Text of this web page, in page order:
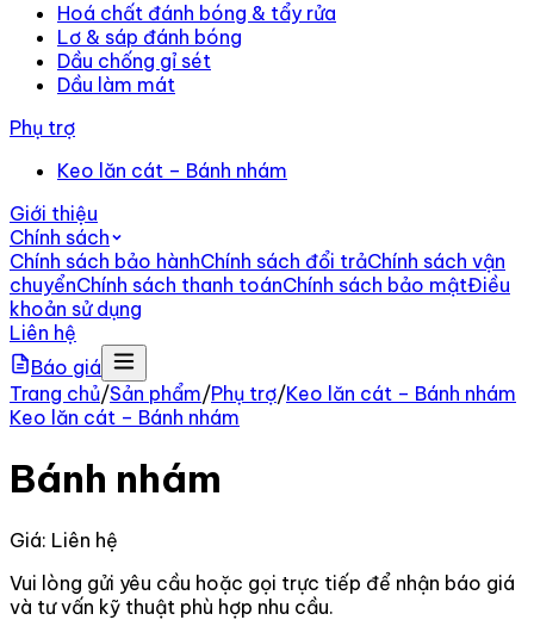
Hoá chất đánh bóng & tẩy rửa
Lơ & sáp đánh bóng
Dầu chống gỉ sét
Dầu làm mát
Phụ trợ
Keo lăn cát – Bánh nhám
Giới thiệu
Chính sách
Chính sách bảo hànhChính sách đổi trảChính sách vận
chuyểnChính sách thanh toánChính sách bảo mậtĐiều
khoản sử dụng
Liên hệ
Báo giá
Trang chủ/Sản phẩm/Phụ trợ/Keo lăn cát – Bánh nhám
Keo lăn cát – Bánh nhám
Bánh nhám
Giá: Liên hệ
Vui lòng gửi yêu cầu hoặc gọi trực tiếp để nhận báo giá
và tư vấn kỹ thuật phù hợp nhu cầu.